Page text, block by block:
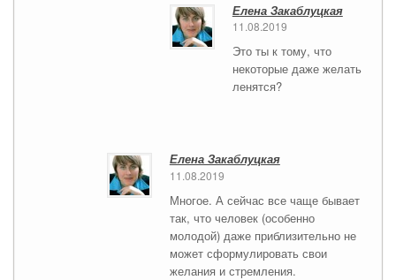
Елена Закаблуцкая
11.08.2019
Это ты к тому, что
некоторые даже желать
ленятся?
Елена Закаблуцкая
11.08.2019
Многое. А сейчас все чаще бывает
так, что человек (особенно
молодой) даже приблизительно не
может сформулировать свои
желания и стремления.